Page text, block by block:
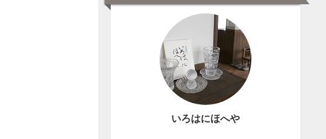
いろはにほへや